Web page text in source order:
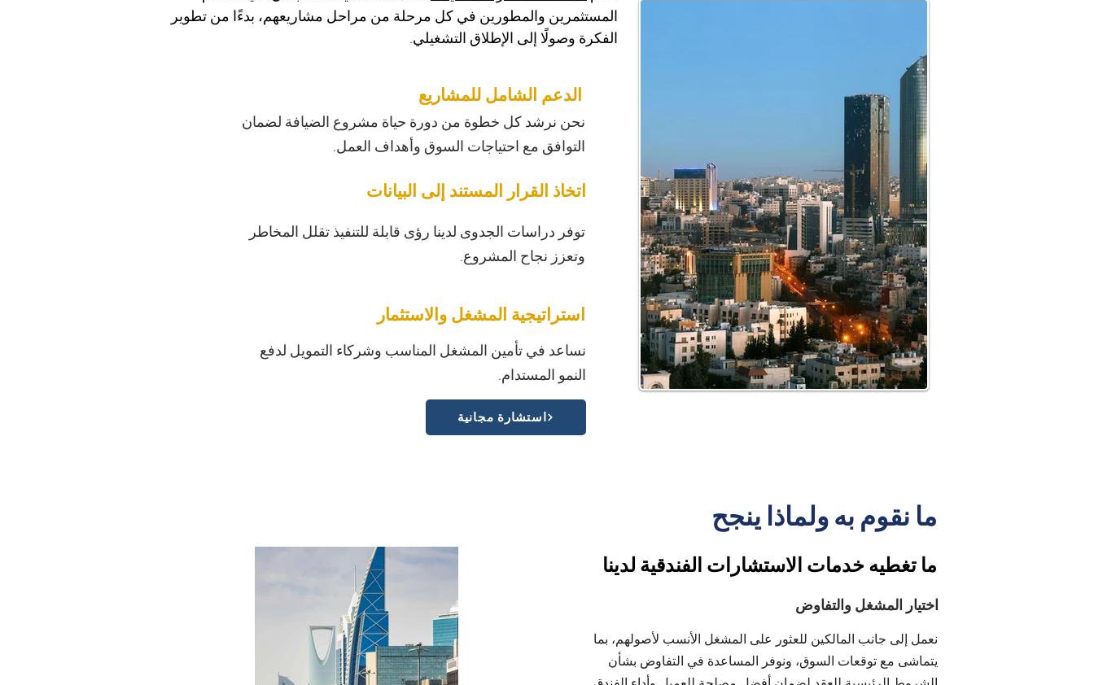
المستثمرين والمطورين في كل مرحلة من مراحل مشاريعهم، بدءًا من تطوير
الفكرة وصولًا إلى الإطلاق التشغيلي.
الدعم الشامل للمشاريع
نحن نرشد كل خطوة من دورة حياة مشروع الضيافة لضمان
التوافق مع احتياجات السوق وأهداف العمل.
اتخاذ القرار المستند إلى البيانات
توفر دراسات الجدوى لدينا رؤى قابلة للتنفيذ تقلل المخاطر
وتعزز نجاح المشروع.
استراتيجية المشغل والاستثمار
نساعد في تأمين المشغل المناسب وشركاء التمويل لدفع
النمو المستدام.
استشارة مجانية
ما نقوم به ولماذا ينجح
ما تغطيه خدمات الاستشارات الفندقية لدينا
اختيار المشغل والتفاوض
نعمل إلى جانب المالكين للعثور على المشغل الأنسب لأصولهم، بما
يتماشى مع توقعات السوق، ونوفر المساعدة في التفاوض بشأن